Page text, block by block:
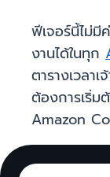
ฟีเจอร์นี้ไม่มี
งานได้ในทุก
ตารางเวลา
ต้องการเริ่ม
Amazon